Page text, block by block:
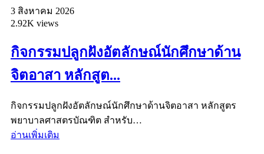
3 สิงหาคม 2026
2.92K views
กิจกรรมปลูกฝังอัตลักษณ์นักศึกษาด้าน
จิตอาสา หลักสูต...
กิจกรรมปลูกฝังอัตลักษณ์นักศึกษาด้านจิตอาสา หลักสูตร
พยาบาลศาสตรบัณฑิต สำหรับ…
อ่านเพิ่มเติม